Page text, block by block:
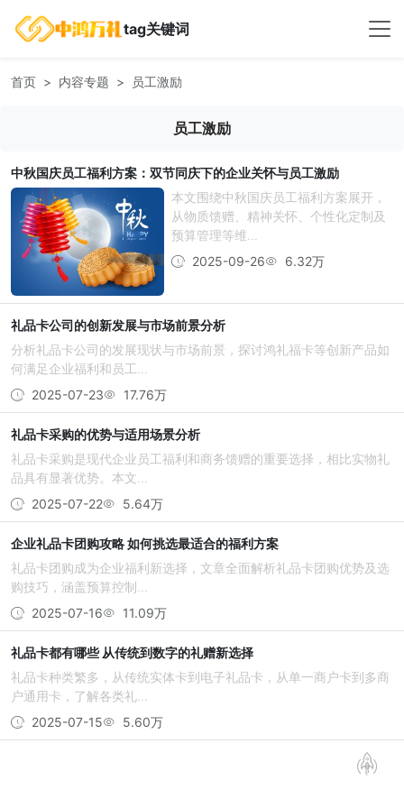
tag关键词
首页 内容专题 员工激励
员工激励
中秋国庆员工福利方案：双节同庆下的企业关怀与员工激励
本文围绕中秋国庆员工福利方案展开，
从物质馈赠、精神关怀、个性化定制及
预算管理等维...
2025-09-26
6.32万
礼品卡公司的创新发展与市场前景分析
分析礼品卡公司的发展现状与市场前景，探讨鸿礼福卡等创新产品如
何满足企业福利和员工...
2025-07-23
17.76万
礼品卡采购的优势与适用场景分析
礼品卡采购是现代企业员工福利和商务馈赠的重要选择，相比实物礼
品具有显著优势。本文...
2025-07-22
5.64万
企业礼品卡团购攻略 如何挑选最适合的福利方案
礼品卡团购成为企业福利新选择，文章全面解析礼品卡团购优势及选
购技巧，涵盖预算控制...
2025-07-16
11.09万
礼品卡都有哪些 从传统到数字的礼赠新选择
礼品卡种类繁多，从传统实体卡到电子礼品卡，从单一商户卡到多商
户通用卡，了解各类礼...
2025-07-15
5.60万